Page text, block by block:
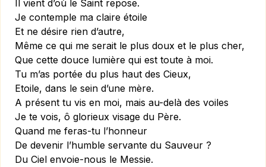
Il vient d’où le Saint repose.
Je contemple ma claire étoile
Et ne désire rien d’autre,
Même ce qui me serait le plus doux et le plus cher,
Que cette douce lumière qui est toute à moi.
Tu m’as portée du plus haut des Cieux,
Etoile, dans le sein d’une mère.
A présent tu vis en moi, mais au-delà des voiles
Je te vois, ô glorieux visage du Père.
Quand me feras-tu l’honneur
De devenir l’humble servante du Sauveur ?
Du Ciel envoie-nous le Messie.